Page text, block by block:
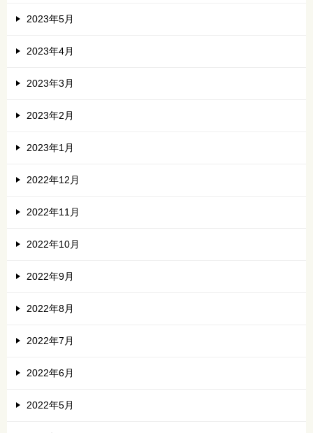
2023年5月
2023年4月
2023年3月
2023年2月
2023年1月
2022年12月
2022年11月
2022年10月
2022年9月
2022年8月
2022年7月
2022年6月
2022年5月